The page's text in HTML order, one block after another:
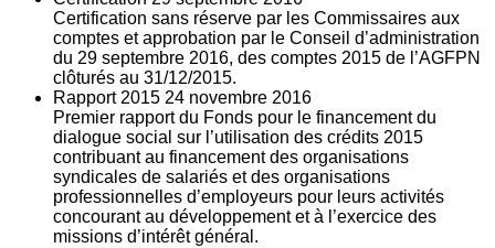
Certification sans réserve par les Commissaires aux
comptes et approbation par le Conseil d’administration
du 29 septembre 2016, des comptes 2015 de l’AGFPN
clôturés au 31/12/2015.
Rapport 2015 24 novembre 2016
Premier rapport du Fonds pour le financement du
dialogue social sur l’utilisation des crédits 2015
contribuant au financement des organisations
syndicales de salariés et des organisations
professionnelles d’employeurs pour leurs activités
concourant au développement et à l’exercice des
missions d’intérêt général.